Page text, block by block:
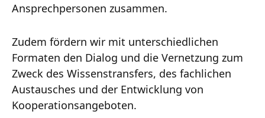
Ansprechpersonen zusammen.
Zudem fördern wir mit unterschiedlichen
Formaten den Dialog und die Vernetzung zum
Zweck des Wissenstransfers, des fachlichen
Austausches und der Entwicklung von
Kooperationsangeboten.